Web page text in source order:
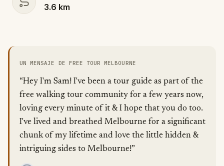
3.6 km
UN MENSAJE DE FREE TOUR MELBOURNE
“Hey I'm Sam! I've been a tour guide as part of the
free walking tour community for a few years now,
loving every minute of it & I hope that you do too.
I've lived and breathed Melbourne for a significant
chunk of my lifetime and love the little hidden &
intriguing sides to Melbourne!”